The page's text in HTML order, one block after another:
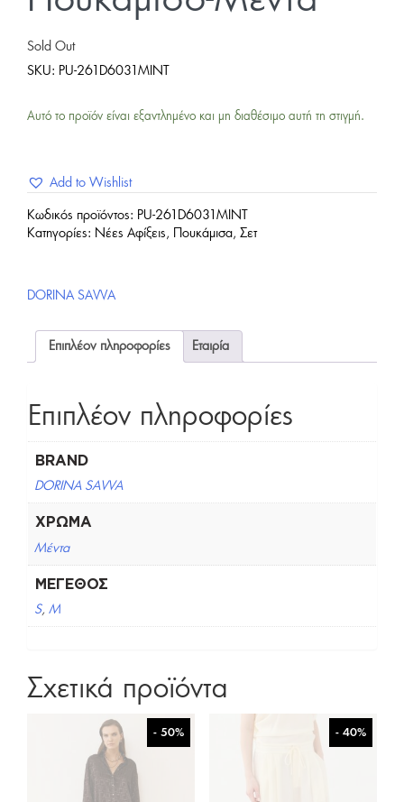
Sold Out
SKU: PU-261D6031MINT
Αυτό το προϊόν είναι εξαντλημένο και μη διαθέσιμο αυτή τη στιγμή.
Add to Wishlist
Κωδικός προϊόντος: PU-261D6031MINT
Κατηγορίες: Νέες Αφίξεις, Πουκάμισα, Σετ
DORINA SAVVA
Επιπλέον πληροφορίες Εταιρία
Επιπλέον πληροφορίες
BRAND
DORINA SAVVA
ΧΡΏΜΑ
Μέντα
ΜΈΓΕΘΟΣ
S, M
Σχετικά προϊόντα
- 50% - 40%